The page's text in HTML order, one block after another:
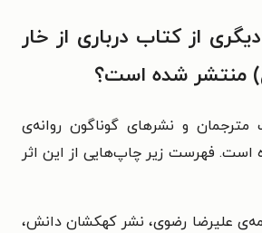
از کتاب درباری از خار
منتشر شده است؟
و نشرهای گوناگون روانه‌ی
است. فهرست زیر چاپ‌هایی از این اثر
علیرضا رضوی، نشر
کهکشان دانش‏‫،